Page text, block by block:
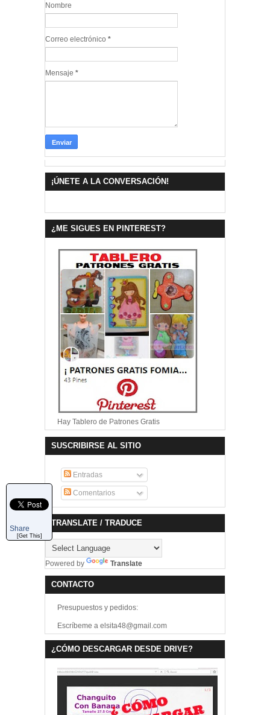
Share
[Get This]
Nombre
Correo electrónico *
Mensaje *
¡ÚNETE A LA CONVERSACIÓN!
¿ME SIGUES EN PINTEREST?
Hay Tablero de Patrones Gratis
SUSCRIBIRSE AL SITIO
Entradas
Comentarios
TRANSLATE / TRADUCE
Powered by Translate
CONTACTO
Presupuestos y pedidos:
Escríbeme a elsita48@gmail.com
¿CÓMO DESCARGAR DESDE DRIVE?